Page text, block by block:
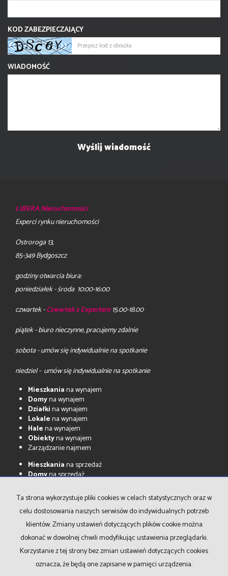
KOD ZABEZPIECZAJĄCY
WIADOMOŚĆ
LIBERA Nieruchomości
Experci rynku nieruchomości
Ostroroga 13,
85-349 Bydgoszcz
godziny otwarcia biura:
poniedziałek - środa 10:00-16:00
czwartek -Czwartek z Expertem15.00-18.00
piątek - biuro nieczynne, pracujemy zdalnie
sobota - umów się indywidualnie na spotkanie
niedziel - umów się indywidualnie na spotkanie
Mieszkaniana wynajem
Domyna wynajem
Działkina wynajem
Lokalena wynajem
Halena wynajem
Obiektyna wynajem
Zarządzanie najmem
Mieszkaniana sprzedaż
Domyna sprzedaż
Lokalena sprzedaż
Halena sprzedaż
Obiektyna sprzedaż
Strona główna Notatnik Kontakt
Ta strona wykorzystuje pliki cookies w celach statystycznych oraz w
celu dostosowania naszych serwisów do indywidualnych potrzeb
klientów. Zmiany ustawień dotyczących plików cookie można
dokonać w dowolnej chwili modyfikując ustawienia przeglądarki.
Korzystanie z tej strony bez zmian ustawień dotyczących cookies
oznacza, że będą one zapisane w pamięci urządzenia.